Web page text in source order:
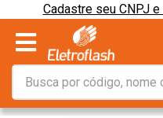
Cadastre seu CNPJ